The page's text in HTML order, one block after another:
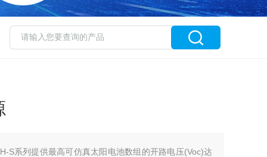
S系列提供最高可仿真太阳电池数组的开路电压(Voc)达